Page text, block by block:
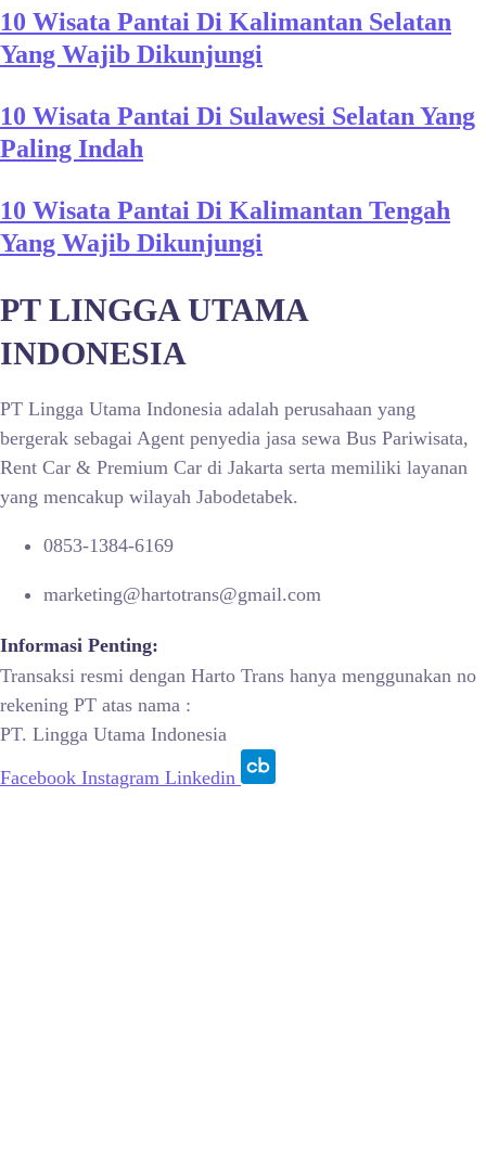
10 Wisata Pantai Di Kalimantan Selatan
Yang Wajib Dikunjungi
10 Wisata Pantai Di Sulawesi Selatan Yang
Paling Indah
10 Wisata Pantai Di Kalimantan Tengah
Yang Wajib Dikunjungi
PT LINGGA UTAMA
INDONESIA
PT Lingga Utama Indonesia adalah perusahaan yang
bergerak sebagai Agent penyedia jasa sewa Bus Pariwisata,
Rent Car & Premium Car di Jakarta serta memiliki layanan
yang mencakup wilayah Jabodetabek.
0853-1384-6169
marketing@hartotrans@gmail.com
Informasi Penting:
Transaksi resmi dengan Harto Trans hanya menggunakan no
rekening PT atas nama :
PT. Lingga Utama Indonesia
Facebook Instagram Linkedin